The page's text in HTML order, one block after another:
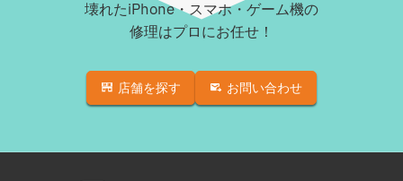
良）
iPadバッテリー交換
iPhone 11 Pro
iPhone SE（第2世代）
iPhone 12 Pro
壊れたiPhone・スマホ・ゲーム機の
修理はプロにお任せ！
店舗を探す お問い合わせ